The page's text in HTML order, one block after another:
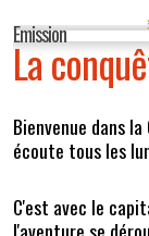
Emission
La
Bienvenue dans
écoute tous les
C'est avec le